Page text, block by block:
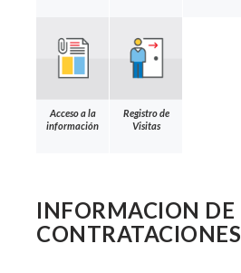
Acceso a la
información
Registro de
Visitas
INFORMACION DE
CONTRATACIONES